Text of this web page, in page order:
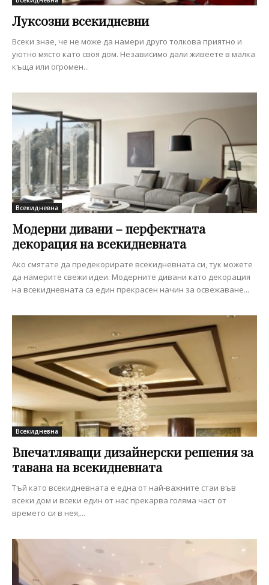
Луксозни всекидневни
Всеки знае, че не може да намери друго толкова приятно и
уютно място като своя дом. Независимо дали живеете в малка
къща или огромен...
Всекидневна
Модерни дивани – перфектната
декорация на всекидневната
Ако смятате да предекорирате всекидневната си, тук можете
да намерите свежи идеи. Модерните дивани като декорация
на всекидневната са един прекрасен начин за освежаване...
Всекидневна
Впечатляващи дизайнерски решения за
тавана на всекидневната
Тъй като всекидневната е една от най-важните стаи във
всеки дом и всеки един от нас прекарва голяма част от
времето си в нея,...